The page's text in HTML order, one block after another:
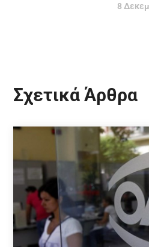
8
Σχετικά Άρθρα